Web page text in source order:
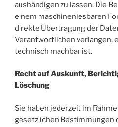
aushändigen zu lassen. Die
einem maschinenlesbaren
direkte Übertragung der
Verantwortlichen verlangen,
technisch machbar ist.
Recht auf Auskunft,
Löschung
Sie haben jederzeit im
gesetzlichen Bestimmungen